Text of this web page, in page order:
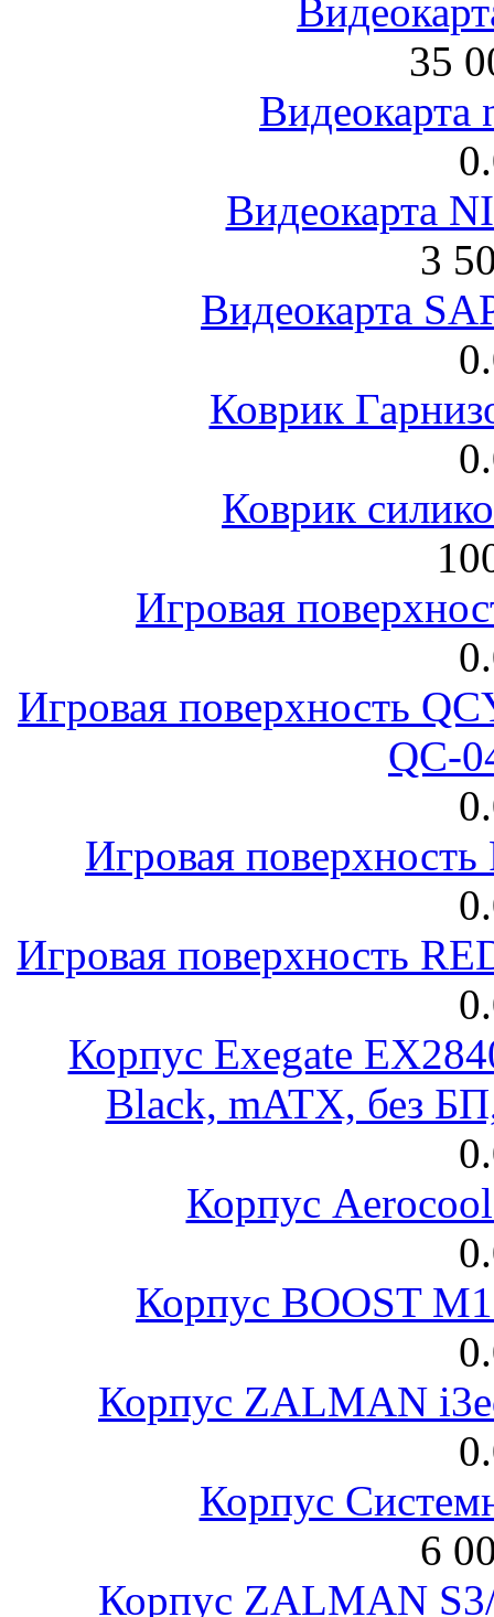
35
Видеокарта
Видеокарта
3
Видеокарта
Коврик
Коврик
Игровая
Игровая поверхность
QC-
Игровая
Игровая поверхность
Корпус Exegate
Black, mATX, без
Корпус
Корпус BOOST
Корпус ZALMAN
Корпус
6
Корпус ZALMAN